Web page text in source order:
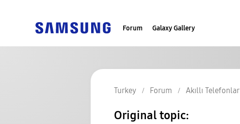
Forum Galaxy Gallery
Turkey Forum Akıllı Telefonlar
Original topic: